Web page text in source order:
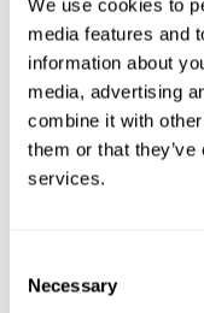
We use cookies to
media features and
information about
media, advertising
combine it with
them or that
services.
Selection
Necessary
signatarios con